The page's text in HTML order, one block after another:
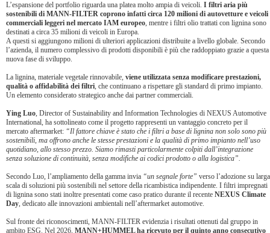
L’espansione del portfolio riguarda una platea molto ampia di veicoli. I filtri aria più
sostenibili di MANN-FILTER coprono infatti circa 120 milioni di autovetture e veicoli
commerciali leggeri nel mercato IAM europeo, mentre i filtri olio trattati con lignina sono
destinati a circa 35 milioni di veicoli in Europa.
A questi si aggiungono milioni di ulteriori applicazioni distribuite a livello globale. Secondo
l’azienda, il numero complessivo di prodotti disponibili è più che raddoppiato grazie a questa
nuova fase di sviluppo.
La lignina, materiale vegetale rinnovabile, viene utilizzata senza modificare prestazioni,
qualità o affidabilità dei filtri, che continuano a rispettare gli standard di primo impianto.
Un elemento considerato strategico anche dai partner commerciali.
Ying Luo, Director of Sustainability and Information Technologies di NEXUS Automotive
International, ha sottolineato come il progetto rappresenti un vantaggio concreto per il
mercato aftermarket: “Il fattore chiave è stato che i filtri a base di lignina non solo sono più
sostenibili, ma offrono anche le stesse prestazioni e la qualità di primo impianto nell’uso
quotidiano, allo stesso prezzo. Siamo rimasti particolarmente colpiti dall’integrazione
senza soluzione di continuità, senza modifiche ai codici prodotto o alla logistica”.
Secondo Luo, l’ampliamento della gamma invia “un segnale forte” verso l’adozione su larga
scala di soluzioni più sostenibili nel settore della ricambistica indipendente. I filtri impregnati
di lignina sono stati inoltre presentati come caso pratico durante il recente NEXUS Climate
Day, dedicato alle innovazioni ambientali nell’aftermarket automotive.
Sul fronte dei riconoscimenti, MANN-FILTER evidenzia i risultati ottenuti dal gruppo in
ambito ESG. Nel 2026, MANN+HUMMEL ha ricevuto per il quinto anno consecutivo